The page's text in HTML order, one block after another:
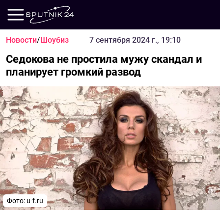
Новости/Шоубиз 7 сентября 2024 г., 19:10
Седокова не простила мужу скандал и
планирует громкий развод
Фото: u-f.ru